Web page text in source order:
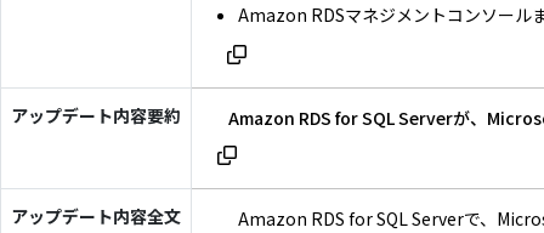
Amazon RDSマネジメントコンソール
アップデート内容要約 Amazon RDS for SQL Serverが、
アップデート内容全文
Amazon RDS for SQL Serverで、